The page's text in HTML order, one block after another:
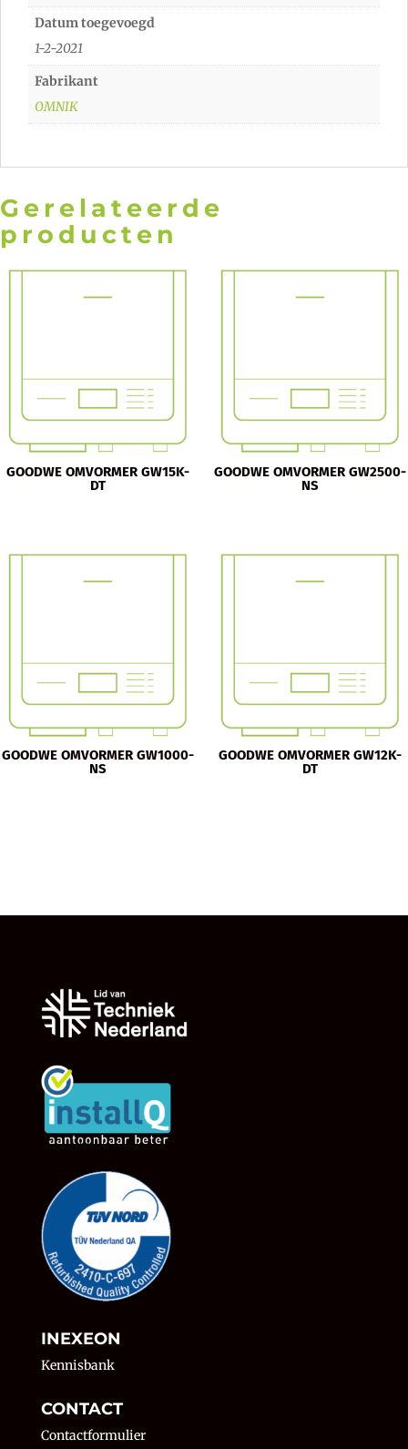
Datum toegevoegd
1-2-2021
Fabrikant
OMNIK
Gerelateerde
producten
GOODWE OMVORMER GW15K-
DT
GOODWE OMVORMER GW2500-
NS
GOODWE OMVORMER GW1000-
NS
GOODWE OMVORMER GW12K-
DT
INEXEON
Kennisbank
CONTACT
Contactformulier